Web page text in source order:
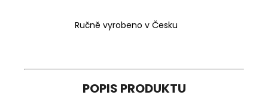
Ručně vyrobeno v Česku
POPIS PRODUKTU